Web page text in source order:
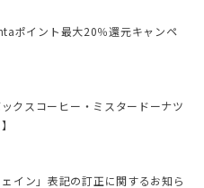
ポイント最大20％還元キャンペ
クスコーヒー・ミスタードーナツ
イン」表記の訂正に関するお知ら